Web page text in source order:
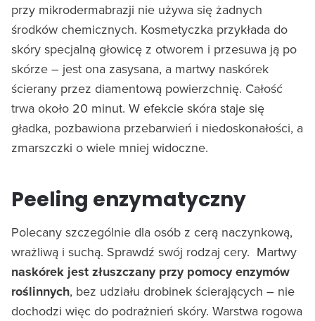
przy mikrodermabrazji nie używa się żadnych
środków chemicznych. Kosmetyczka przykłada do
skóry specjalną głowicę z otworem i przesuwa ją po
skórze – jest ona zasysana, a martwy naskórek
ścierany przez diamentową powierzchnię. Całość
trwa około 20 minut. W efekcie skóra staje się
gładka, pozbawiona przebarwień i niedoskonałości, a
zmarszczki o wiele mniej widoczne.
Peeling enzymatyczny
Polecany szczególnie dla osób z cerą naczynkową,
wrażliwą i suchą. Sprawdź swój rodzaj cery. Martwy
naskórek jest złuszczany przy pomocy enzymów
roślinnych, bez udziału drobinek ścierających – nie
dochodzi więc do podrażnień skóry. Warstwa rogowa